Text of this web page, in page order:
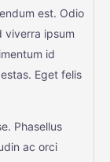
est. Odio
viverra ipsum
id
Eget felis
Phasellus
ac orci